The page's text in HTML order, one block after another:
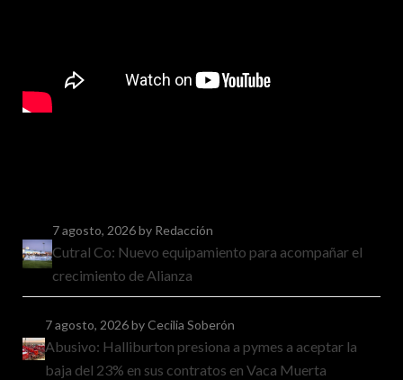
7 agosto, 2026by Redacción
Cutral Co: Nuevo equipamiento para acompañar el
crecimiento de Alianza
7 agosto, 2026by Cecilia Soberón
Abusivo: Halliburton presiona a pymes a aceptar la
baja del 23% en sus contratos en Vaca Muerta